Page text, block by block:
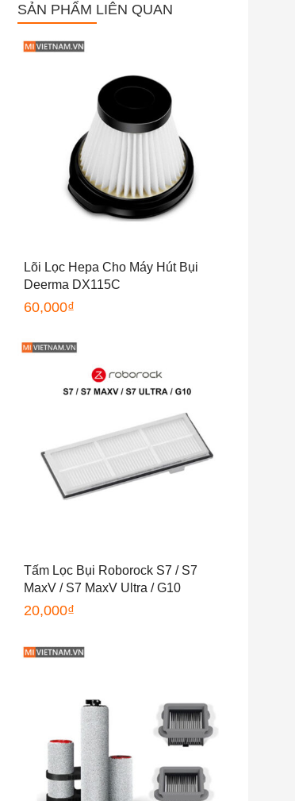
SẢN PHẨM LIÊN QUAN
Lõi Lọc Hepa Cho Máy Hút Bụi
Deerma DX115C
60,000₫
Tấm Lọc Bụi Roborock S7 / S7
MaxV / S7 MaxV Ultra / G10
20,000₫